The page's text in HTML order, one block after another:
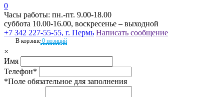
0
Часы работы: пн.-пт. 9.00-18.00
суббота 10.00-16.00, воскресенье – выходной
+7 342 227-55-55, г. Пермь Написать сообщение
В корзине 0 позиций
×
Имя
Телефон*
*Поле обязательное для заполнения